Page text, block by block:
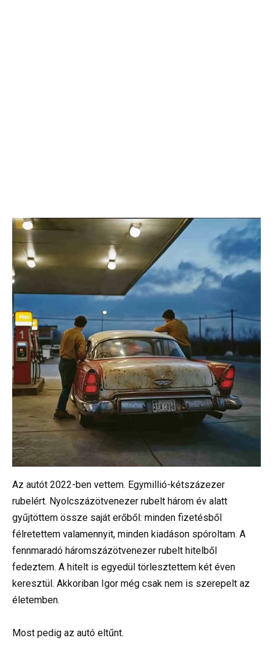
Az autót 2022-ben vettem. Egymillió-kétszázezer
rubelért. Nyolcszázötvenezer rubelt három év alatt
gyűjtöttem össze saját erőből: minden fizetésből
félretettem valamennyit, minden kiadáson spóroltam. A
fennmaradó háromszázötvenezer rubelt hitelből
fedeztem. A hitelt is egyedül törlesztettem két éven
keresztül. Akkoriban Igor még csak nem is szerepelt az
életemben.
Most pedig az autó eltűnt.